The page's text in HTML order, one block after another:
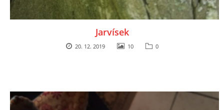
Jarvísek
20. 12. 2019 10 0